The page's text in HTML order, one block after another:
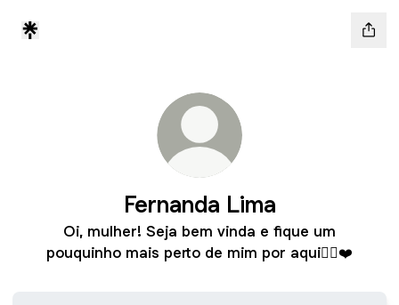
Fernanda Lima
Oi, mulher! Seja bem vinda e fique um
pouquinho mais perto de mim por aqui👇🏻❤️